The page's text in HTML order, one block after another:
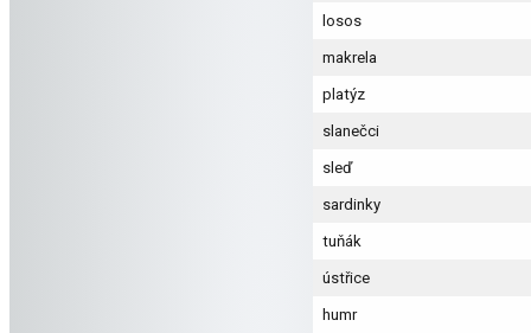
losos
makrela
platýz
slanečci
sleď
sardinky
tuňák
ústřice
humr